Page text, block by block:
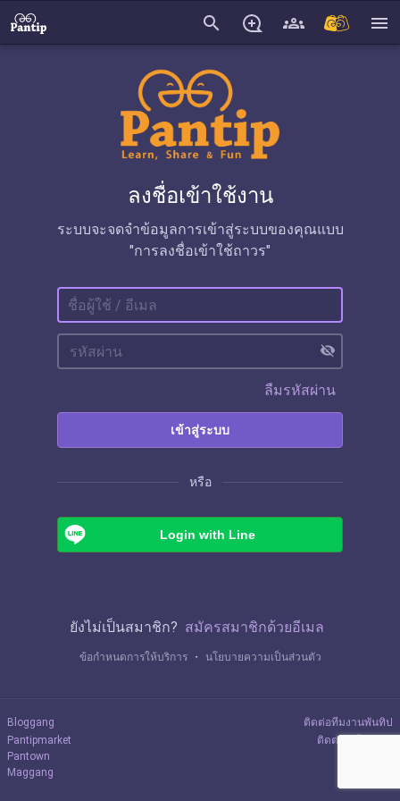
search menu
ลงชื่อเข้าใช้งาน
ระบบจะจดจำข้อมูลการเข้าสู่ระบบของคุณแบบ
"การลงชื่อเข้าใช้ถาวร"
visibility_off
ลืมรหัสผ่าน
เข้าสู่ระบบ
หรือ
Login with Line
ยังไม่เป็นสมาชิก? สมัครสมาชิกด้วยอีเมล
ข้อกำหนดการให้บริการ ・ นโยบายความเป็นส่วนตัว
Bloggang
Pantipmarket
Pantown
Maggang
ติดต่อทีมงานพันทิป
ติดต่อลงโฆษณา